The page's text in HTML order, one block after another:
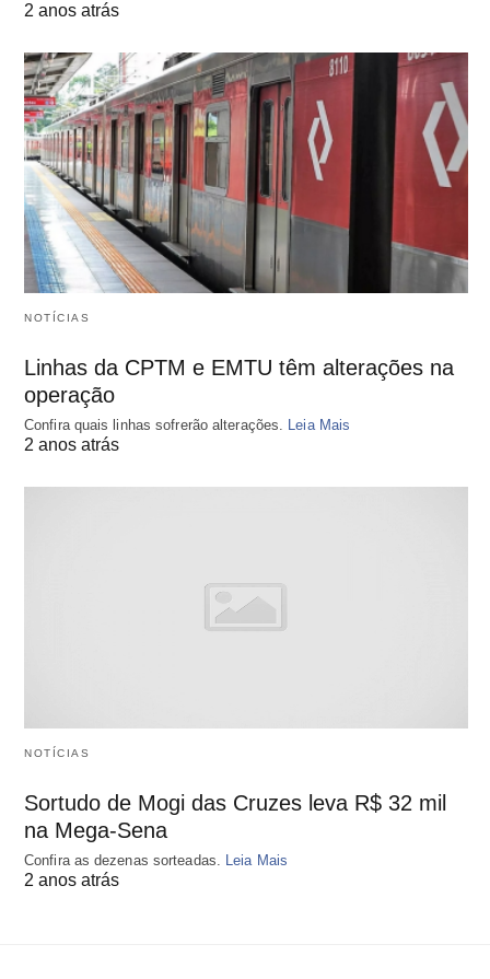
2 anos atrás
NOTÍCIAS
Linhas da CPTM e EMTU têm alterações na
operação
Confira quais linhas sofrerão alterações. Leia Mais
2 anos atrás
NOTÍCIAS
Sortudo de Mogi das Cruzes leva R$ 32 mil
na Mega-Sena
Confira as dezenas sorteadas. Leia Mais
2 anos atrás